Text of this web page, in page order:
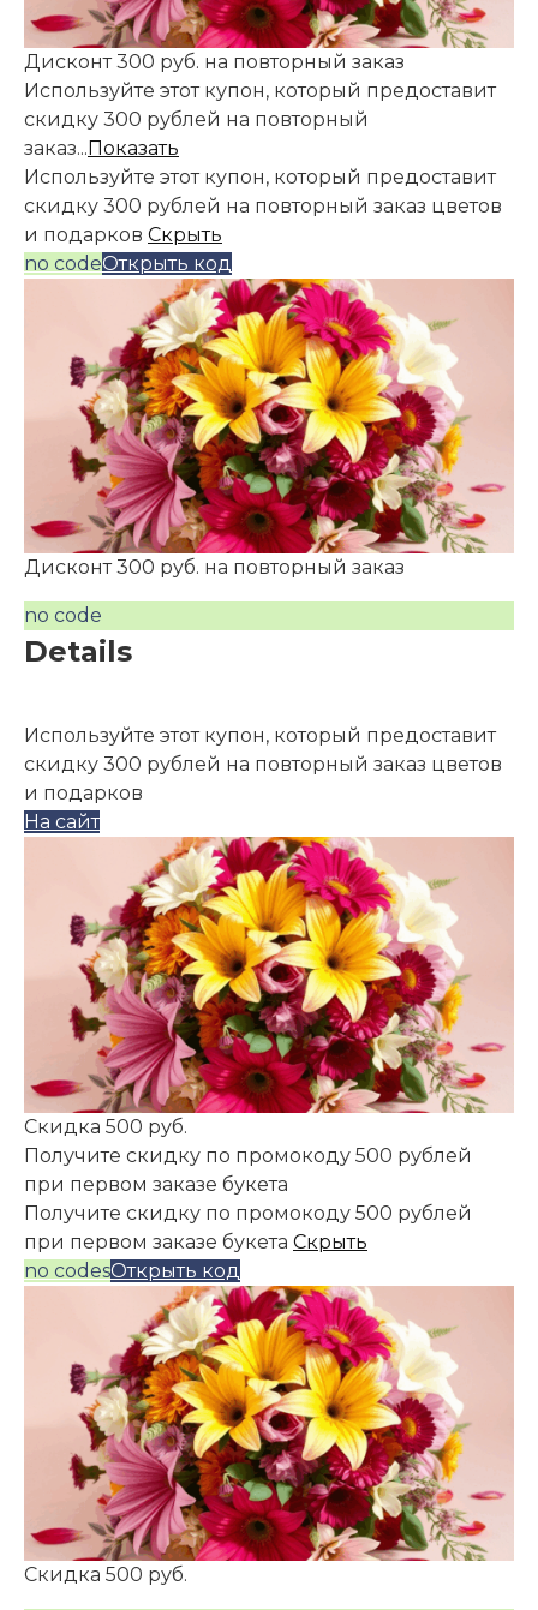
Дисконт 300 руб. на повторный заказ
Используйте этот купон, который предоставит
скидку 300 рублей на повторный
заказ...Показать
Используйте этот купон, который предоставит
скидку 300 рублей на повторный заказ цветов
и подарков Скрыть
no codeОткрыть код
Дисконт 300 руб. на повторный заказ
no code
Details
Используйте этот купон, который предоставит
скидку 300 рублей на повторный заказ цветов
и подарков
На сайт
Скидка 500 руб.
Получите скидку по промокоду 500 рублей
при первом заказе букета
Получите скидку по промокоду 500 рублей
при первом заказе букета Скрыть
no codesОткрыть код
Скидка 500 руб.